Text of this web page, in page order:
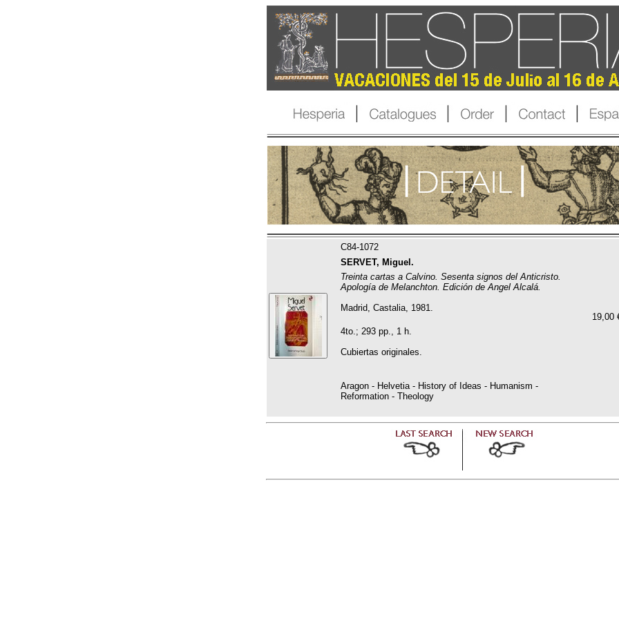
C84-1072
SERVET, Miguel.
19,00
Treinta cartas a Calvino. Sesenta signos del Anticristo.
Apología de Melanchton. Edición de Angel Alcalá.
Madrid, Castalia, 1981.
4to.; 293 pp., 1 h.
Cubiertas originales.
Aragon - Helvetia - History of Ideas - Humanism -
Reformation - Theology